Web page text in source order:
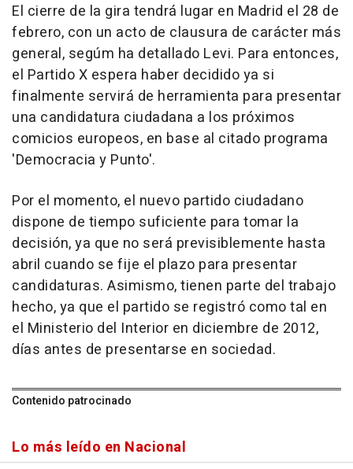
El cierre de la gira tendrá lugar en Madrid el 28 de
febrero, con un acto de clausura de carácter más
general, segúm ha detallado Levi. Para entonces,
el Partido X espera haber decidido ya si
finalmente servirá de herramienta para presentar
una candidatura ciudadana a los próximos
comicios europeos, en base al citado programa
'Democracia y Punto'.
Por el momento, el nuevo partido ciudadano
dispone de tiempo suficiente para tomar la
decisión, ya que no será previsiblemente hasta
abril cuando se fije el plazo para presentar
candidaturas. Asimismo, tienen parte del trabajo
hecho, ya que el partido se registró como tal en
el Ministerio del Interior en diciembre de 2012,
días antes de presentarse en sociedad.
Contenido patrocinado
Lo más leído en Nacional